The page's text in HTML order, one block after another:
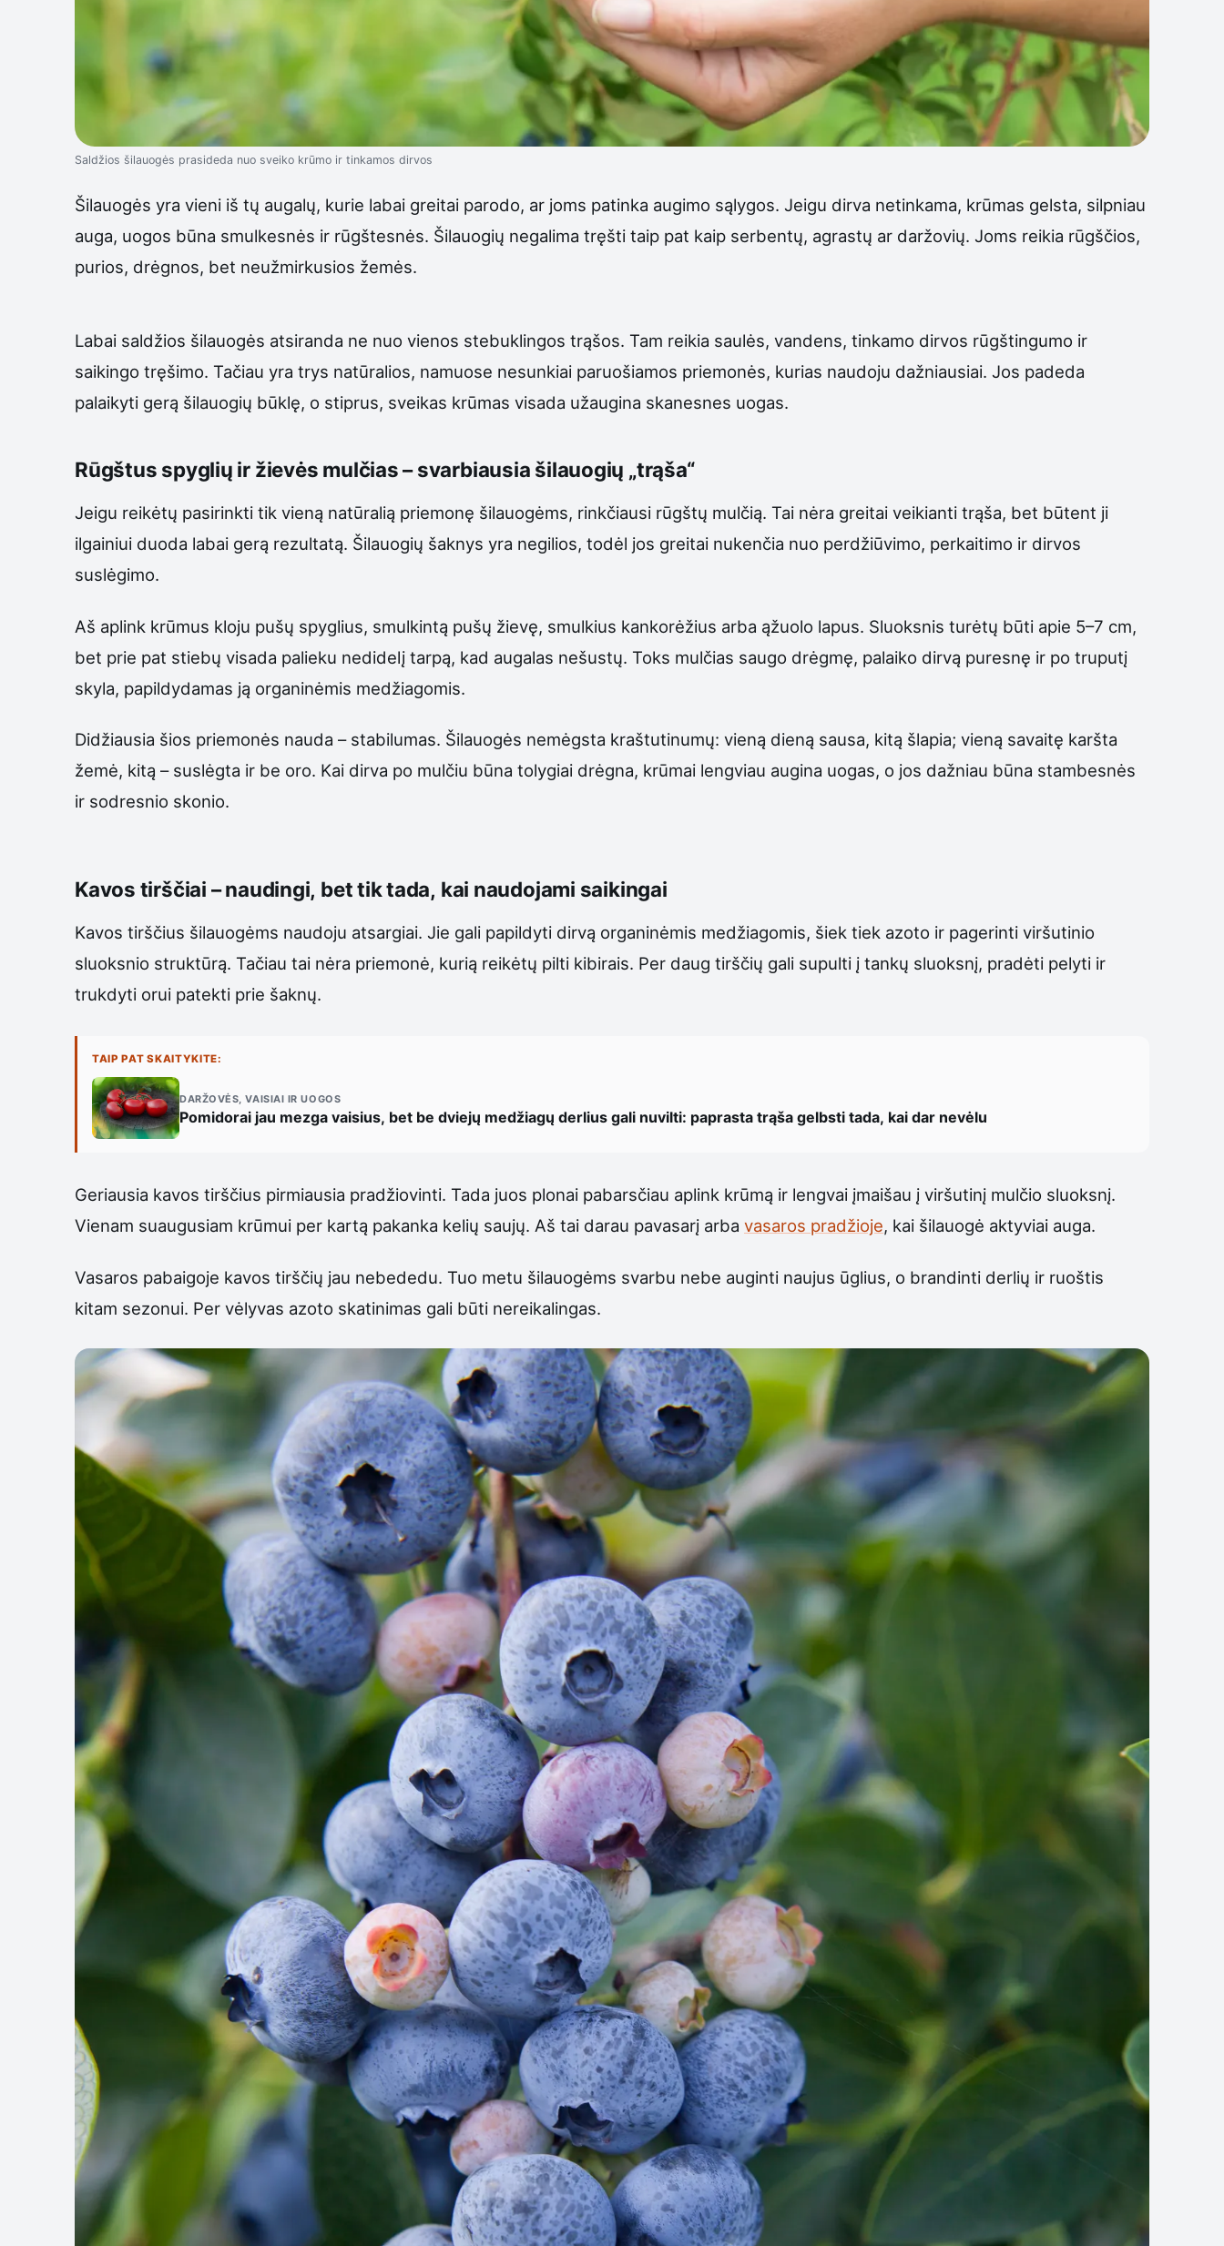
Saldžios šilauogės prasideda nuo sveiko krūmo ir tinkamos dirvos
Šilauogės yra vieni iš tų augalų, kurie labai greitai parodo, ar joms patinka augimo sąlygos. Jeigu dirva netinkama, krūmas gelsta, silpniau
auga, uogos būna smulkesnės ir rūgštesnės. Šilauogių negalima tręšti taip pat kaip serbentų, agrastų ar daržovių. Joms reikia rūgščios,
purios, drėgnos, bet neužmirkusios žemės.
Labai saldžios šilauogės atsiranda ne nuo vienos stebuklingos trąšos. Tam reikia saulės, vandens, tinkamo dirvos rūgštingumo ir
saikingo tręšimo. Tačiau yra trys natūralios, namuose nesunkiai paruošiamos priemonės, kurias naudoju dažniausiai. Jos padeda
palaikyti gerą šilauogių būklę, o stiprus, sveikas krūmas visada užaugina skanesnes uogas.
Rūgštus spyglių ir žievės mulčias – svarbiausia šilauogių „trąša“
Jeigu reikėtų pasirinkti tik vieną natūralią priemonę šilauogėms, rinkčiausi rūgštų mulčią. Tai nėra greitai veikianti trąša, bet būtent ji
ilgainiui duoda labai gerą rezultatą. Šilauogių šaknys yra negilios, todėl jos greitai nukenčia nuo perdžiūvimo, perkaitimo ir dirvos
suslėgimo.
Aš aplink krūmus kloju pušų spyglius, smulkintą pušų žievę, smulkius kankorėžius arba ąžuolo lapus. Sluoksnis turėtų būti apie 5–7 cm,
bet prie pat stiebų visada palieku nedidelį tarpą, kad augalas nešustų. Toks mulčias saugo drėgmę, palaiko dirvą puresnę ir po truputį
skyla, papildydamas ją organinėmis medžiagomis.
Didžiausia šios priemonės nauda – stabilumas. Šilauogės nemėgsta kraštutinumų: vieną dieną sausa, kitą šlapia; vieną savaitę karšta
žemė, kitą – suslėgta ir be oro. Kai dirva po mulčiu būna tolygiai drėgna, krūmai lengviau augina uogas, o jos dažniau būna stambesnės
ir sodresnio skonio.
Kavos tirščiai – naudingi, bet tik tada, kai naudojami saikingai
Kavos tirščius šilauogėms naudoju atsargiai. Jie gali papildyti dirvą organinėmis medžiagomis, šiek tiek azoto ir pagerinti viršutinio
sluoksnio struktūrą. Tačiau tai nėra priemonė, kurią reikėtų pilti kibirais. Per daug tirščių gali supulti į tankų sluoksnį, pradėti pelyti ir
trukdyti orui patekti prie šaknų.
TAIP PAT SKAITYKITE:
DARŽOVĖS, VAISIAI IR UOGOS
Pomidorai jau mezga vaisius, bet be dviejų medžiagų derlius gali nuvilti: paprasta trąša gelbsti tada, kai dar nevėlu
Geriausia kavos tirščius pirmiausia pradžiovinti. Tada juos plonai pabarsčiau aplink krūmą ir lengvai įmaišau į viršutinį mulčio sluoksnį.
Vienam suaugusiam krūmui per kartą pakanka kelių saujų. Aš tai darau pavasarį arba vasaros pradžioje, kai šilauogė aktyviai auga.
Vasaros pabaigoje kavos tirščių jau nebededu. Tuo metu šilauogėms svarbu nebe auginti naujus ūglius, o brandinti derlių ir ruoštis
kitam sezonui. Per vėlyvas azoto skatinimas gali būti nereikalingas.